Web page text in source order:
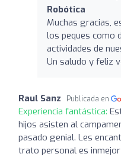
Robótica
Muchas gracias,
los peques como
actividades de
Un saludo y feliz
Raul Sanz Publicada en
Experiencia fantástica:
hijos asisten al
pasado genial. Les
trato personal es